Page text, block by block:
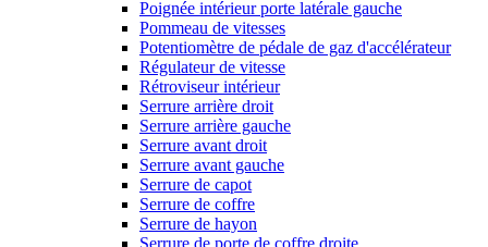
Poignée intérieur porte latérale gauche
Pommeau de vitesses
Potentiomètre de pédale de gaz d'accélérateur
Régulateur de vitesse
Rétroviseur intérieur
Serrure arrière droit
Serrure arrière gauche
Serrure avant droit
Serrure avant gauche
Serrure de capot
Serrure de coffre
Serrure de hayon
Serrure de porte de coffre droite